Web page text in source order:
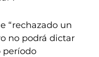
“rechazado un
no podrá dictar
período